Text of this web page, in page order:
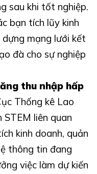
sau khi tốt nghiệp.
bạn tích lũy kinh
mạng lưới kết
đà cho sự nghiệp
thu nhập hấp
Thống kê Lao
STEM liên quan
kinh doanh, quản
thông tin đang
việc làm dự kiến